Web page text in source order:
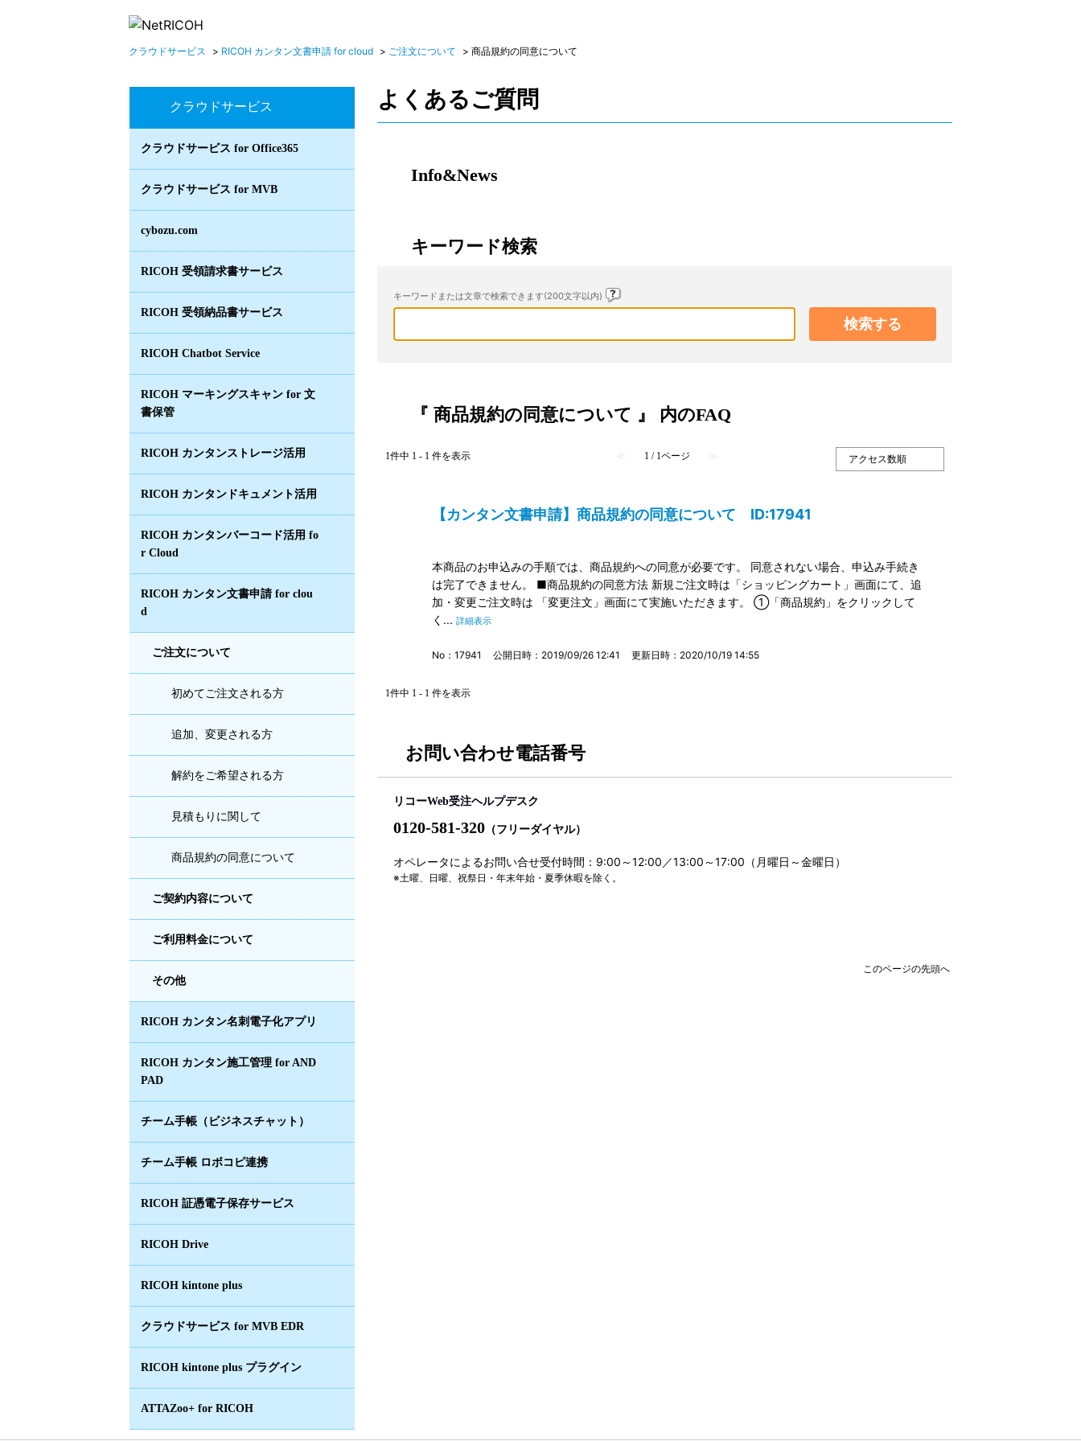
クラウドサービス > RICOH カンタン文書申請 for cloud > ご注文について > 商品規約の同意について
クラウドサービス
クラウドサービス for Office365
クラウドサービス for MVB
cybozu.com
RICOH 受領請求書サービス
RICOH 受領納品書サービス
RICOH Chatbot Service
RICOH マーキングスキャン for 文
書保管
RICOH カンタンストレージ活用
RICOH カンタンドキュメント活用
RICOH カンタンバーコード活用 fo
r Cloud
RICOH カンタン文書申請 for clou
d
ご注文について
初めてご注文される方
追加、変更される方
解約をご希望される方
見積もりに関して
商品規約の同意について
ご契約内容について
ご利用料金について
その他
RICOH カンタン名刺電子化アプリ
RICOH カンタン施工管理 for AND
PAD
チーム手帳（ビジネスチャット）
チーム手帳 ロボコピ連携
RICOH 証憑電子保存サービス
RICOH Drive
RICOH kintone plus
クラウドサービス for MVB EDR
RICOH kintone plus プラグイン
ATTAZoo+ for RICOH
よくあるご質問
Info&News
キーワード検索
キーワードまたは文章で検索できます(200文字以内)
『 商品規約の同意について 』 内のFAQ
1件中 1 - 1 件を表示 ≪ 1 / 1ページ ≫
【カンタン文書申請】商品規約の同意について ID:17941
本商品のお申込みの手順では、商品規約への同意が必要です。 同意されない場合、申込み手続き
は完了できません。 ■商品規約の同意方法 新規ご注文時は「ショッピングカート」画面にて、追
加・変更ご注文時は 「変更注文」画面にて実施いただきます。 ①「商品規約」をクリックして
く... 詳細表示
No：17941 公開日時：2019/09/26 12:41 更新日時：2020/10/19 14:55
1件中 1 - 1 件を表示
お問い合わせ電話番号
リコーWeb受注ヘルプデスク
0120-581-320 （フリーダイヤル）
オペレータによるお問い合せ受付時間：9:00～12:00／13:00～17:00（月曜日～金曜日）
※土曜、日曜、祝祭日・年末年始・夏季休暇を除く。
このページの先頭へ